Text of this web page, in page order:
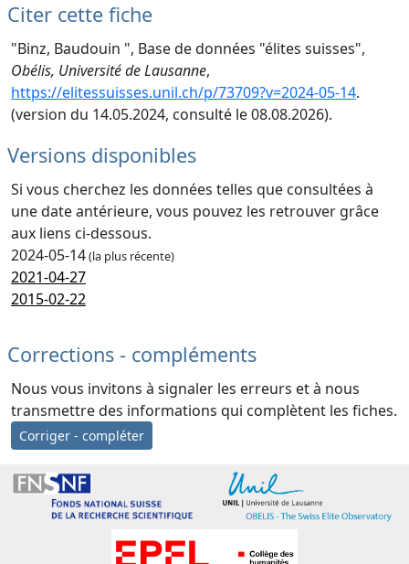
Citer cette fiche
"Binz, Baudouin ", Base de données "élites suisses",
Obélis, Université de Lausanne,
https://elitessuisses.unil.ch/p/73709?v=2024-05-14.
(version du 14.05.2024, consulté le 08.08.2026).
Versions disponibles
Si vous cherchez les données telles que consultées à
une date antérieure, vous pouvez les retrouver grâce
aux liens ci-dessous.
2024-05-14(la plus récente)
2021-04-27
2015-02-22
Corrections - compléments
Nous vous invitons à signaler les erreurs et à nous
transmettre des informations qui complètent les fiches.
Corriger - compléter